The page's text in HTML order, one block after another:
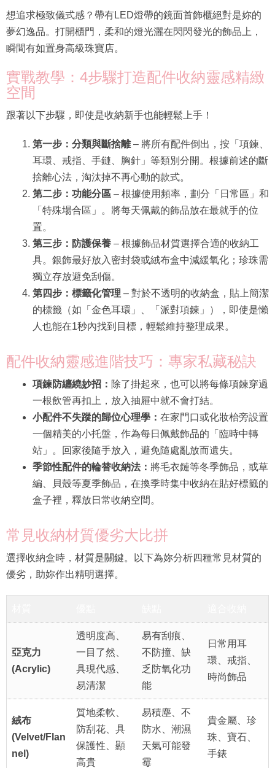
想追求極致儀式感？帶有LED燈帶的鏡面首飾櫃絕對是妳的
夢幻逸品。打開櫃門，柔和的燈光灑在閃閃發光的飾品上，
瞬間有如置身高級珠寶店。
實戰教學：4步驟打造配件收納靈感精緻
空間
跟著以下步驟，即使是收納新手也能輕鬆上手！
第一步：分類與斷捨離– 將所有配件倒出，按「項鍊、
耳環、戒指、手鏈、胸針」等類別分開。根據前述的斷
捨離心法，淘汰掉不再心動的款式。
第二步：功能分區 – 根據使用頻率，劃分「日常區」和
「特殊場合區」。將每天佩戴的飾品放在最就手的位
置。
第三步：防護保養 – 根據飾品材質選擇合適的收納工
具。銀飾最好放入密封袋或絨布盒中減緩氧化；珍珠需
獨立存放避免刮傷。
第四步：標籤化管理 – 對於不透明的收納盒，貼上簡潔
的標籤（如「金色耳環」、「派對項鍊」），即使是懶
人也能在1秒內找到目標，輕鬆維持整理成果。
配件收納靈感進階技巧：專家私藏秘訣
項鍊防纏繞妙招： 除了掛起來，也可以將每條項鍊穿過
一根飲管再扣上，放入抽屜中就不會打結。
小配件不失蹤的歸位心理學： 在家門口或化妝枱旁設置
一個精美的小托盤，作為每日佩戴飾品的「臨時中轉
站」。回家後隨手放入，避免隨處亂放而遺失。
季節性配件的輪替收納法： 將毛衣鏈等冬季飾品，或草
編、貝殼等夏季飾品，在換季時集中收納在貼好標籤的
盒子裡，釋放日常收納空間。
常見收納材質優劣大比拼
選擇收納盒時，材質是關鍵。以下為妳分析四種常見材質的
優劣，助妳作出精明選擇。
亞克力
(Acrylic)
透明度高、
一目了然、
具現代感、
易清潔
易有刮痕、
不防撞、缺
乏防氧化功
能
日常用耳
環、戒指、
時尚飾品
絨布
(Velvet/Flan
nel)
質地柔軟、
防刮花、具
保護性、顯
高貴
易積塵、不
防水、潮濕
天氣可能發
霉
貴金屬、珍
珠、寶石、
手錶